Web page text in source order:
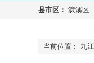
县市区： 濂溪区
当前位置： 九